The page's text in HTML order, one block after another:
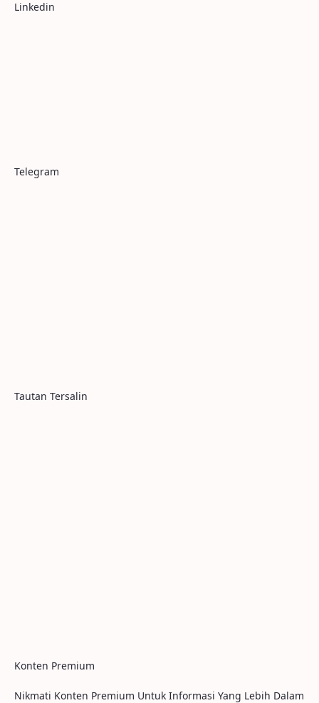
Linkedin
Telegram
Tautan Tersalin
Konten Premium
Nikmati Konten Premium Untuk Informasi Yang Lebih Dalam